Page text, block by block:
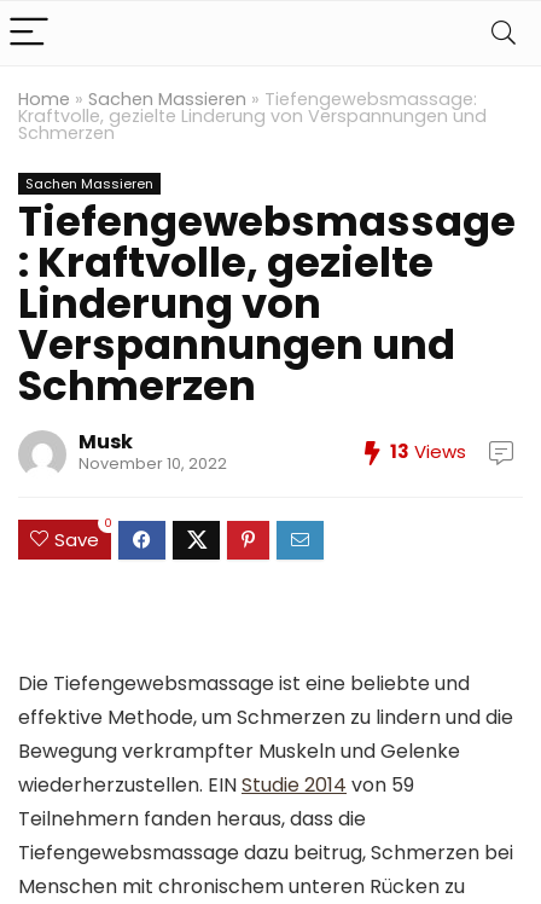
Home » Sachen Massieren » Tiefengewebsmassage:
Kraftvolle, gezielte Linderung von Verspannungen und
Schmerzen
Sachen Massieren
Tiefengewebsmassage
: Kraftvolle, gezielte
Linderung von
Verspannungen und
Schmerzen
Musk
November 10, 2022 13 Views
Save
0
Die Tiefengewebsmassage ist eine beliebte und
effektive Methode, um Schmerzen zu lindern und die
Bewegung verkrampfter Muskeln und Gelenke
wiederherzustellen. EINStudie 2014 von 59
Teilnehmern fanden heraus, dass die
Tiefengewebsmassage dazu beitrug, Schmerzen bei
Menschen mit chronischem unteren Rücken zu